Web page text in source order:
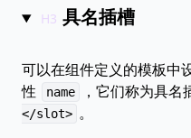
具名插槽
可以在组件定义的模板中
性
name ，它们称为具名
</slot> 。